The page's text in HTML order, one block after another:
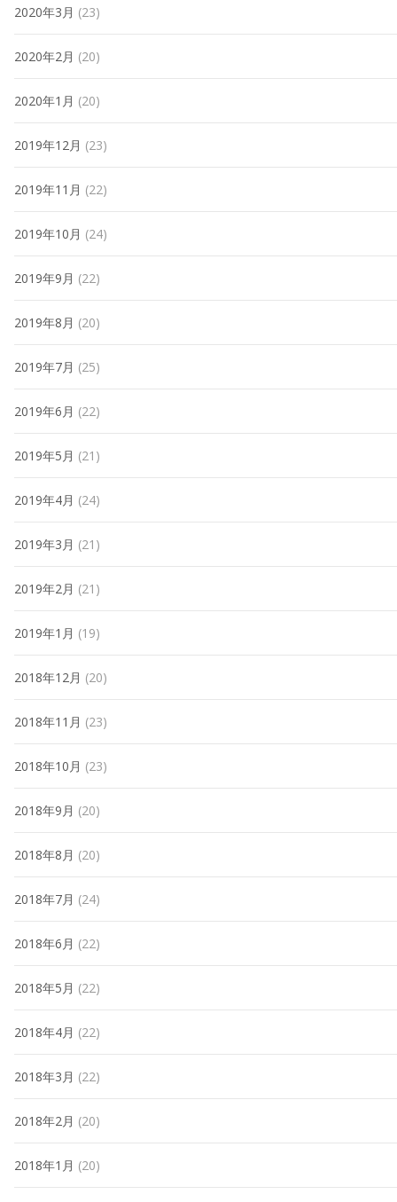
2020年3月 (23)
2020年2月 (20)
2020年1月 (20)
2019年12月 (23)
2019年11月 (22)
2019年10月 (24)
2019年9月 (22)
2019年8月 (20)
2019年7月 (25)
2019年6月 (22)
2019年5月 (21)
2019年4月 (24)
2019年3月 (21)
2019年2月 (21)
2019年1月 (19)
2018年12月 (20)
2018年11月 (23)
2018年10月 (23)
2018年9月 (20)
2018年8月 (20)
2018年7月 (24)
2018年6月 (22)
2018年5月 (22)
2018年4月 (22)
2018年3月 (22)
2018年2月 (20)
2018年1月 (20)